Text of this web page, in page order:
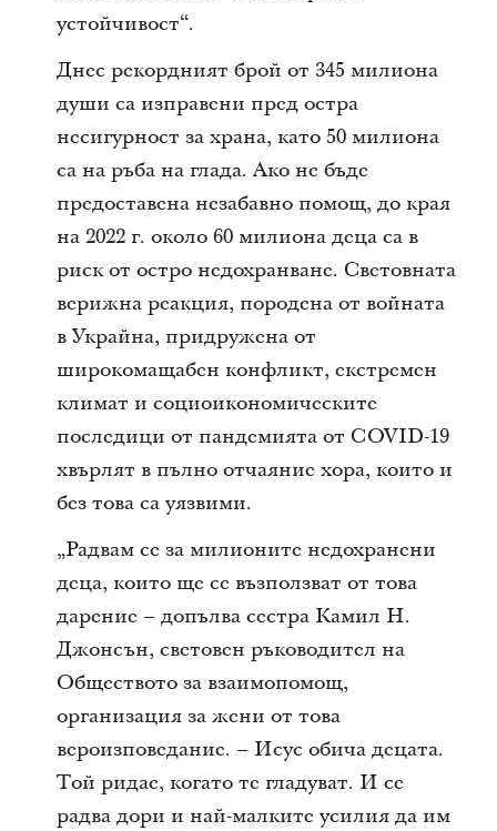
устойчивост“.
Днес рекордният брой от 345 милиона
души са изправени пред остра
несигурност за храна, като 50 милиона
са на ръба на глада. Ако не бъде
предоставена незабавно помощ, до края
на 2022 г. около 60 милиона деца са в
риск от остро недохранване. Световната
верижна реакция, породена от войната
в Украйна, придружена от
широкомащабен конфликт, екстремен
климат и социоикономическите
последици от пандемията от COVID-19
хвърлят в пълно отчаяние хора, които и
без това са уязвими.
„Радвам се за милионите недохранени
деца, които ще се възползват от това
дарение – допълва сестра Камил Н.
Джонсън, световен ръководител на
Обществото за взаимопомощ,
организация за жени от това
вероизповедание. – Исус обича децата.
Той ридае, когато те гладуват. И се
радва дори и най-малките усилия да им